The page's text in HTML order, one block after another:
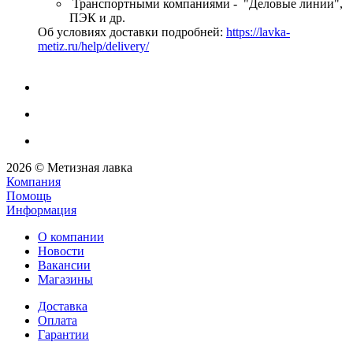
Транспортными компаниями - "Деловые линии",
ПЭК и др.
Об условиях доставки подробней: https://lavka-
metiz.ru/help/delivery/
2026 © Метизная лавка
Компания
Помощь
Информация
О компании
Новости
Вакансии
Магазины
Доставка
Оплата
Гарантии